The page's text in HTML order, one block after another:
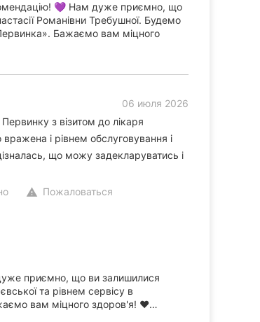
💜 Нам дуже приємно, що
Романівни Требушної. Будемо
Бажаємо вам міцного
06 июля 2026
з візитом до лікаря
і рівнем обслуговування і
що можу задекларуватись і
warning Пожаловаться
приємно, що ви залишилися
та рівнем сервісу в
вам міцного здоров'я! ❤️…